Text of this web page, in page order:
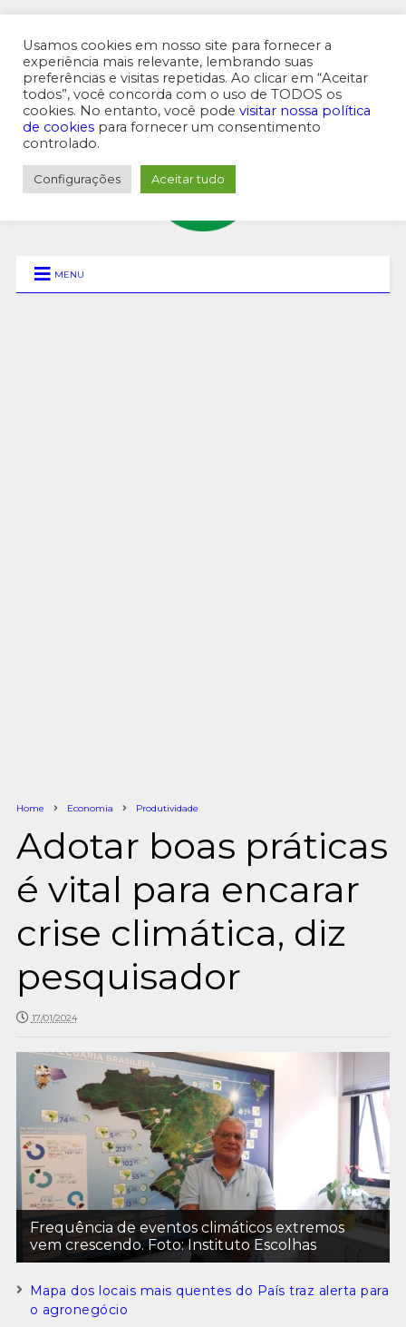
MENU SUPERIOR
MENU
Home Economia Produtividade
Adotar boas práticas
é vital para encarar
crise climática, diz
pesquisador
17/01/2024
Frequência de eventos climáticos extremos
vem crescendo. Foto: Instituto Escolhas
Mapa dos locais mais quentes do País traz alerta para
o agronegócio
Usamos cookies em nosso site para fornecer a
experiência mais relevante, lembrando suas
preferências e visitas repetidas. Ao clicar em “Aceitar
todos”, você concorda com o uso de TODOS os
cookies. No entanto, você pode visitar nossa política
de cookies para fornecer um consentimento
controlado.
Configurações Aceitar tudo